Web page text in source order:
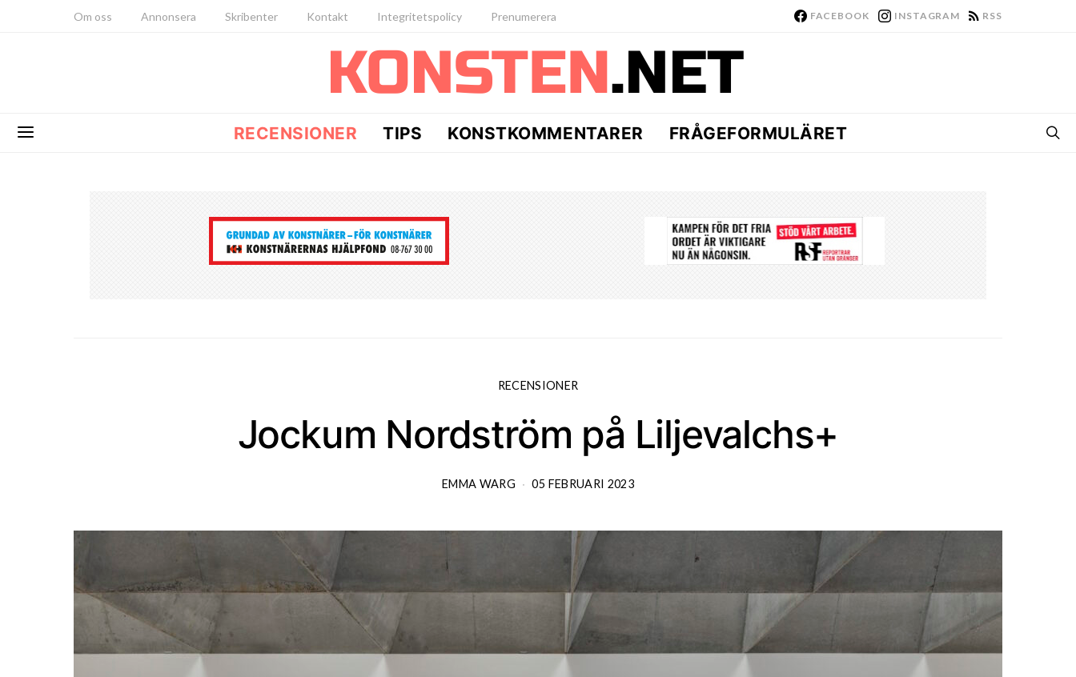
Om oss Annonsera Skribenter Kontakt Integritetspolicy Prenumerera FACEBOOK INSTAGRAM RSS
RECENSIONER TIPS KONSTKOMMENTARER FRÅGEFORMULÄRET
RECENSIONER
Jockum Nordström på Liljevalchs+
EMMA WARG 05 FEBRUARI 2023